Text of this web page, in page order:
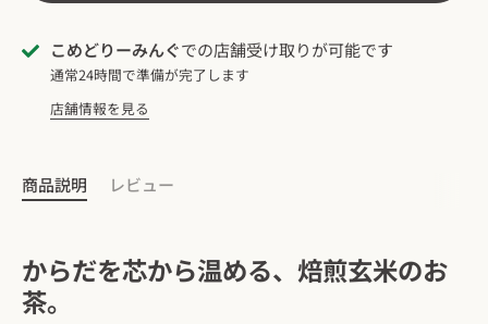
こめどりーみんぐでの店舗受け取りが可能です
通常24時間で準備が完了します
店舗情報を見る
商品説明 レビュー
からだを芯から温める、焙煎玄米のお
茶。